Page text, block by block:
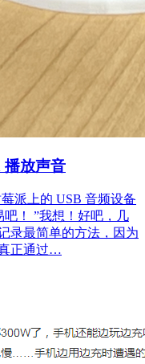
播放声音
派上的 USB 音频设备
吧！ ”我想！好吧，几
录最简单的方法，因为
正通过…